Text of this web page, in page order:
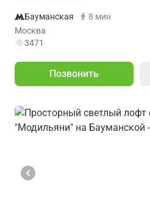
Бауманская
8 мин
Москва
3471
Позвонить